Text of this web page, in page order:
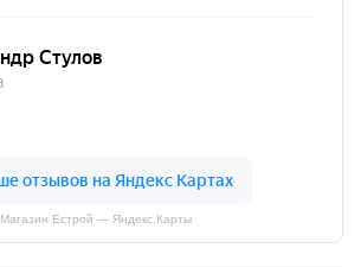
Магазин Естрой — Яндекс.Карты